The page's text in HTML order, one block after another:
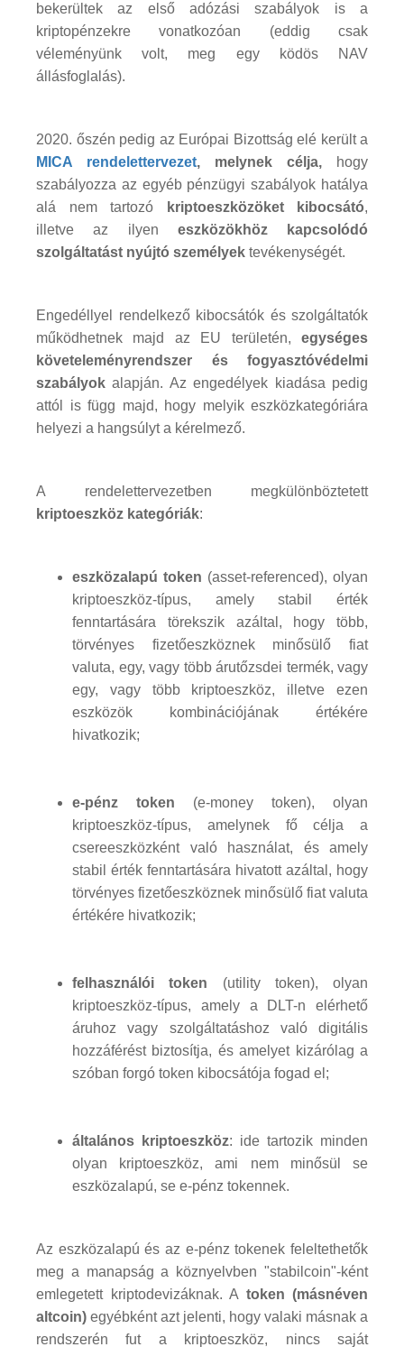
bekerültek az első adózási szabályok is a
kriptopénzekre vonatkozóan (eddig csak
véleményünk volt, meg egy ködös NAV
állásfoglalás).
2020. őszén pedig az Európai Bizottság elé került a
MICA rendelettervezet, melynek célja,
hogy
szabályozza az egyéb pénzügyi szabályok hatálya
alá nem tartozó
kriptoeszközöket kibocsátó,
illetve az ilyen eszközökhöz kapcsolódó
szolgáltatást nyújtó személyek tevékenységét.
Engedéllyel rendelkező kibocsátók és szolgáltatók
működhetnek majd az EU területén, egységes
követeleményrendszer és fogyasztóvédelmi
szabályokalapján. Az engedélyek kiadása pedig
attól is függ majd, hogy melyik eszközkategóriára
helyezi a hangsúlyt a kérelmező.
A rendelettervezetben megkülönböztetett
kriptoeszköz kategóriák:
eszközalapú token (asset-referenced), olyan
kriptoeszköz-típus, amely stabil érték
fenntartására törekszik azáltal, hogy több,
törvényes fizetőeszköznek minősülő fiat
valuta, egy, vagy több árutőzsdei termék, vagy
egy, vagy több kriptoeszköz, illetve ezen
eszközök kombinációjának értékére
hivatkozik;
e-pénz token (e-money token), olyan
kriptoeszköz-típus, amelynek fő célja a
csereeszközként való használat, és amely
stabil érték fenntartására hivatott azáltal, hogy
törvényes fizetőeszköznek minősülő fiat valuta
értékére hivatkozik;
felhasználói token (utility token), olyan
kriptoeszköz-típus, amely a DLT-n elérhető
áruhoz vagy szolgáltatáshoz való digitális
hozzáférést biztosítja, és amelyet kizárólag a
szóban forgó token kibocsátója fogad el;
általános kriptoeszköz: ide tartozik minden
olyan kriptoeszköz, ami nem minősül se
eszközalapú, se e-pénz tokennek.
Az eszközalapú és az e-pénz tokenek feleltethetők
meg a manapság a köznyelvben "stabilcoin"-ként
emlegetett kriptodevizáknak. A token (másnéven
altcoin) egyébként azt jelenti, hogy valaki másnak a
rendszerén fut a kriptoeszköz, nincs saját